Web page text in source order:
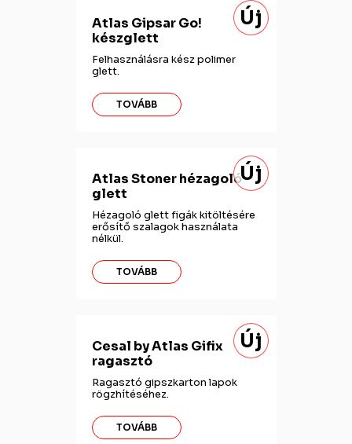
Atlas Gipsar Go!
készglett
Felhasználásra kész polimer
glett.
TOVÁBB
Új
Atlas Stoner hézagoló
glett
Hézagoló glett figák kitöltésére
erősítő szalagok használata
nélkül.
TOVÁBB
Új
Cesal by Atlas Gifix
ragasztó
Ragasztó gipszkarton lapok
rögzhítéséhez.
TOVÁBB
Új